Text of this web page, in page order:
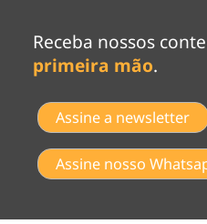
Receba nossos
primeira mão.
Assine a newsletter
Assine nosso